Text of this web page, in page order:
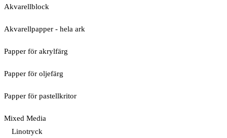
Akvarellblock
Akvarellpapper - hela ark
Papper för akrylfärg
Papper för oljefärg
Papper för pastellkritor
Mixed Media
Linotryck